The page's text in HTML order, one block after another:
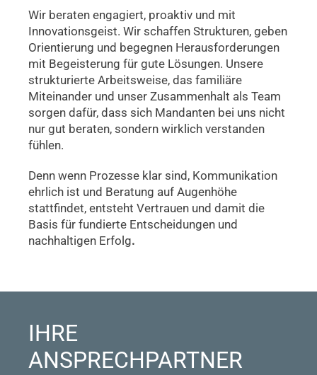
Wir beraten engagiert, proaktiv und mit
Innovationsgeist. Wir schaffen Strukturen, geben
Orientierung und begegnen Herausforderungen
mit Begeisterung für gute Lösungen. Unsere
strukturierte Arbeitsweise, das familiäre
Miteinander und unser Zusammenhalt als Team
sorgen dafür, dass sich Mandanten bei uns nicht
nur gut beraten, sondern wirklich verstanden
fühlen.
Denn wenn Prozesse klar sind, Kommunikation
ehrlich ist und Beratung auf Augenhöhe
stattfindet, entsteht Vertrauen und damit die
Basis für fundierte Entscheidungen und
nachhaltigen Erfolg.
IHRE
ANSPRECHPARTNER